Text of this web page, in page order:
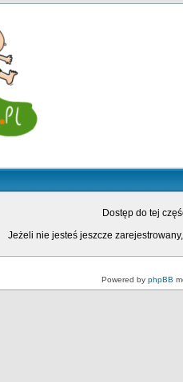
Dostęp do tej
Jeżeli nie jesteś jeszcze
Powered by phpBB